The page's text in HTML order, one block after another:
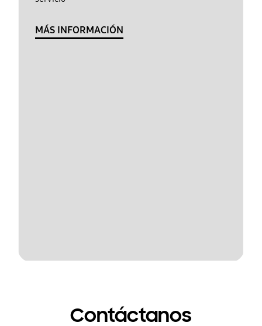
MÁS INFORMACIÓN
Contáctanos